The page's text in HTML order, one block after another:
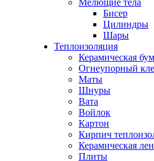
Мелющие тела
Бисер
Цилиндры
Шары
Теплоизоляция
Керамическая
Огнеупорный
Маты
Шнуры
Вата
Войлок
Картон
Кирпич
Керамическая
Плиты